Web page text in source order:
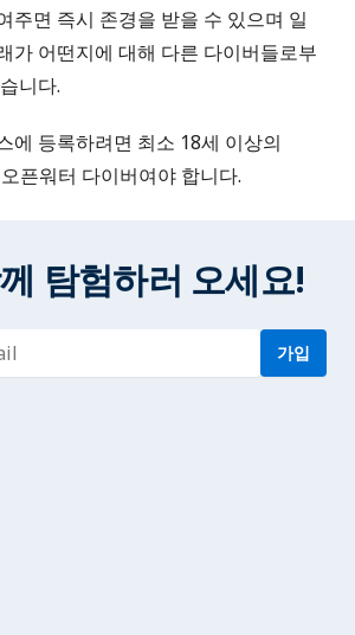
주면 즉시 존경을 받을 수 있으며 일
가 어떤지에 대해 다른 다이버들로부
니다.
에 등록하려면 최소 18세 이상의
픈워터 다이버여야 합니다.
탐험하러 오세요!
가입